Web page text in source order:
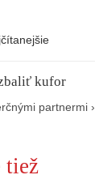
kufor
partnermi ›
tiež